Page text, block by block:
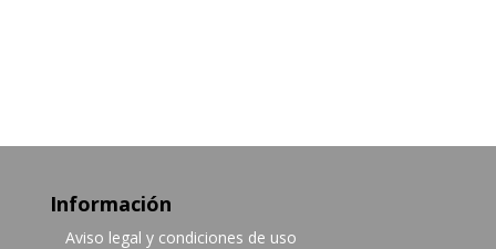
Información
Aviso legal y condiciones de uso